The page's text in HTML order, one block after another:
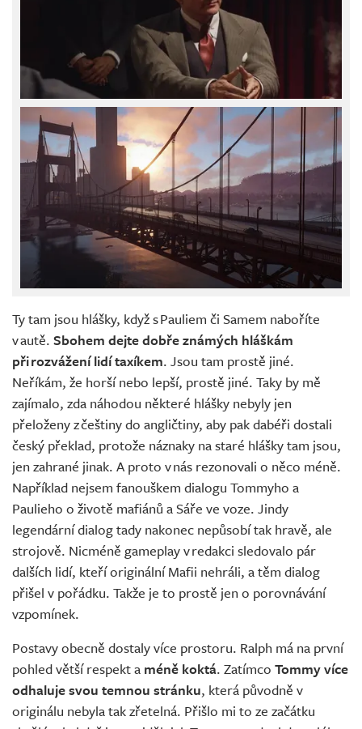
Ty tam jsou hlášky, když s Pauliem či Samem naboříte
v autě. Sbohem dejte dobře známých hláškám
při rozvážení lidí taxíkem. Jsou tam prostě jiné.
Neříkám, že horší nebo lepší, prostě jiné. Taky by mě
zajímalo, zda náhodou některé hlášky nebyly jen
přeloženy z češtiny do angličtiny, aby pak dabéři dostali
český překlad, protože náznaky na staré hlášky tam jsou,
jen zahrané jinak. A proto v nás rezonovali o něco méně.
Například nejsem fanouškem dialogu Tommyho a
Paulieho o životě mafiánů a Sáře ve voze. Jindy
legendární dialog tady nakonec nepůsobí tak hravě, ale
strojově. Nicméně gameplay v redakci sledovalo pár
dalších lidí, kteří originální Mafii nehráli, a těm dialog
přišel v pořádku. Takže je to prostě jen o porovnávání
vzpomínek.
Postavy obecně dostaly více prostoru. Ralph má na první
pohled větší respekt a méně koktá. Zatímco Tommy více
odhaluje svou temnou stránku, která původně v
originálu nebyla tak zřetelná. Přišlo mi to ze začátku